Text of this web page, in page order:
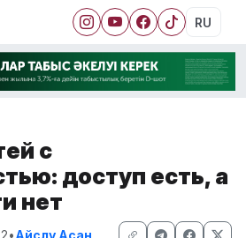
RU
с
доступ есть, а
нет
•Айслу Асан